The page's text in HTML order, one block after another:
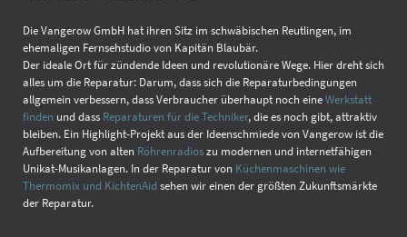
Die Vangerow GmbH hat ihren Sitz im schwäbischen Reutlingen, im
ehemaligen Fernsehstudio von Kapitän Blaubär.
Der ideale Ort für zündende Ideen und revolutionäre Wege. Hier dreht sich
alles um die Reparatur: Darum, dass sich die Reparaturbedingungen
allgemein verbessern, dass Verbraucher überhaupt noch eineWerkstatt
finden und dass Reparaturen für die Techniker, die es noch gibt, attraktiv
bleiben. Ein Highlight-Projekt aus der Ideenschmiede von Vangerow ist die
Aufbereitung von alten Röhrenradioszu modernen und internetfähigen
Unikat-Musikanlagen. In der Reparatur von Küchenmaschinen wie
Thermomix und KichtenAid sehen wir einen der größten Zukunftsmärkte
der Reparatur.